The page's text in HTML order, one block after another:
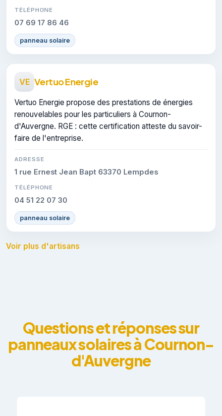
TÉLÉPHONE
07 69 17 86 46
panneau solaire
VE Vertuo Energie
Vertuo Energie propose des prestations de énergies
renouvelables pour les particuliers à Cournon-
d'Auvergne. RGE : cette certification atteste du savoir-
faire de l'entreprise.
ADRESSE
1 rue Ernest Jean Bapt 63370 Lempdes
TÉLÉPHONE
04 51 22 07 30
panneau solaire
Voir plus d'artisans
Questions et réponses sur
panneaux solaires à Cournon-
d'Auvergne